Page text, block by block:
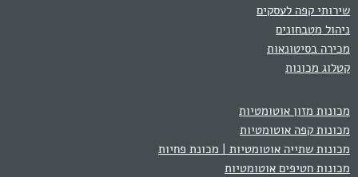
שירותי קפה לעסקים
ניהול מטבחונים
מכירה בסיטונאות
קטלוג מכונות
מכונות מזון אוטומטיות
מכונות קפה אוטומטיות
מכונות שתייה אוטומטיות | מכונת פחיות
מכונות חטיפים אוטומטיות